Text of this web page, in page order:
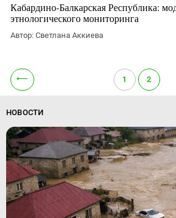
Северная Осетия - Алания
Чечня
Южная Осетия
ЮФО
Кабардино-Балкарская Республика:
этнологического мониторинга
Автор: Светлана Аккиева
⟵ 1 2
НОВОСТИ